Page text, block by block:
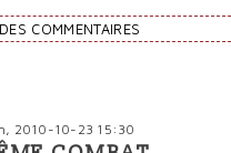
COMMENTAIRES
2010-10-23 15:30